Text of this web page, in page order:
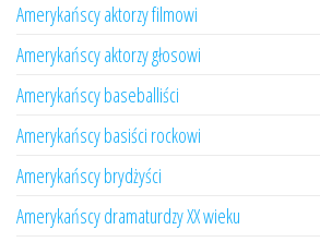
Amerykańscy aktorzy filmowi
Amerykańscy aktorzy głosowi
Amerykańscy baseballiści
Amerykańscy basiści rockowi
Amerykańscy brydżyści
Amerykańscy dramaturdzy XX wieku